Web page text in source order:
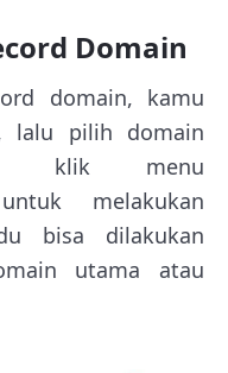
Domain
domain, kamu
lalu pilih domain
klik menu
melakukan
bisa dilakukan
utama atau